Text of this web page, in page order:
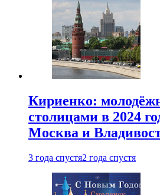
Кириенко:
столицами в 2024
Москва и
3 года спустя2 года спустя